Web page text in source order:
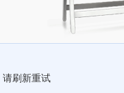
请刷新重试